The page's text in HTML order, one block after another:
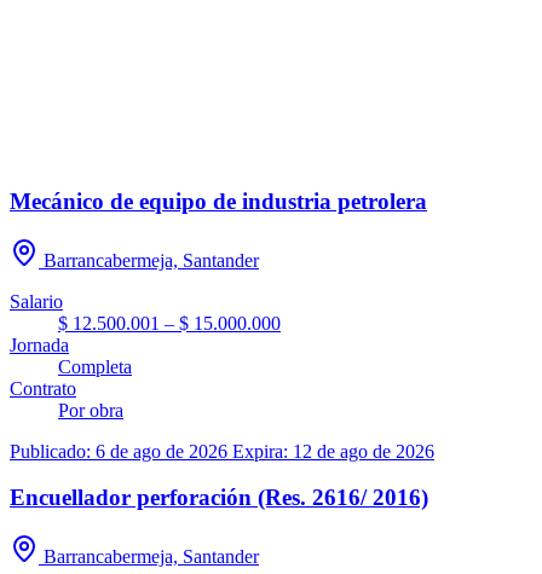
Mecánico de equipo de industria petrolera
Barrancabermeja, Santander
Salario
$ 12.500.001 – $ 15.000.000
Jornada
Completa
Contrato
Por obra
Publicado: 6 de ago de 2026 Expira: 12 de ago de 2026
Encuellador perforación (Res. 2616/ 2016)
Barrancabermeja, Santander